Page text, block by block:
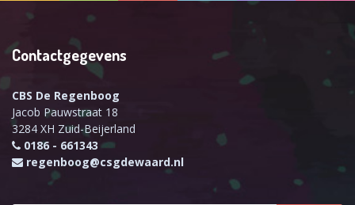
Contactgegevens
CBS De Regenboog
Jacob Pauwstraat 18
3284 XH Zuid-Beijerland
0186 - 661343
regenboog@csgdewaard.nl